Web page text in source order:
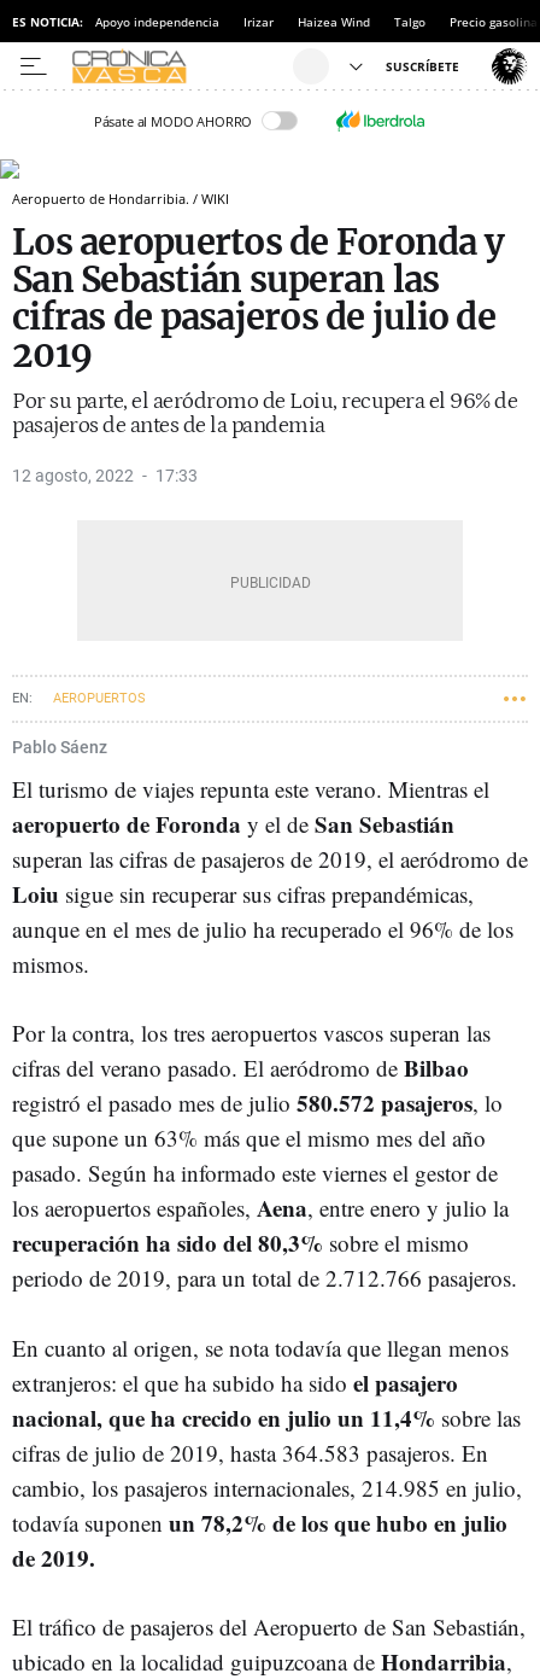
ES NOTICIA: Apoyo independencia Irizar Haizea Wind Talgo Precio gasolina
Pásate al MODO AHORRO
Aeropuerto de Hondarribia. / WIKI
Los aeropuertos de Foronda y
San Sebastián superan las
cifras de pasajeros de julio de
2019
Por su parte, el aeródromo de Loiu, recupera el 96% de
pasajeros de antes de la pandemia
12 agosto, 2022 17:33
AEROPUERTOS
Pablo Sáenz
El turismo de viajes repunta este verano. Mientras el
aeropuerto de Foronda y el de San Sebastián
superan las cifras de pasajeros de 2019, el aeródromo de
Loiu sigue sin recuperar sus cifras prepandémicas,
aunque en el mes de julio ha recuperado el 96% de los
mismos.
Por la contra, los tres aeropuertos vascos superan las
cifras del verano pasado. El aeródromo de Bilbao
registró el pasado mes de julio 580.572 pasajeros, lo
que supone un 63% más que el mismo mes del año
pasado. Según ha informado este viernes el gestor de
los aeropuertos españoles, Aena, entre enero y julio la
recuperación ha sido del 80,3% sobre el mismo
periodo de 2019, para un total de 2.712.766 pasajeros.
En cuanto al origen, se nota todavía que llegan menos
extranjeros: el que ha subido ha sido el pasajero
nacional, que ha crecido en julio un 11,4% sobre las
cifras de julio de 2019, hasta 364.583 pasajeros. En
cambio, los pasajeros internacionales, 214.985 en julio,
todavía suponen un 78,2% de los que hubo en julio
de 2019.
El tráfico de pasajeros del Aeropuerto de San Sebastián,
ubicado en la localidad guipuzcoana de Hondarribia,